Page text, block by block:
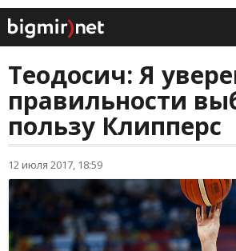
Теодосич: Я
правильности
пользу Клипперс
12 июля 2017, 18:59